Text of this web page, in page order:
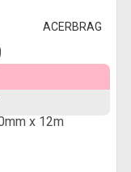
ACERBRAG
x 12m